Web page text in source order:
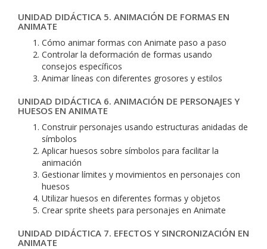
UNIDAD DIDÁCTICA 5. ANIMACIÓN DE FORMAS EN
ANIMATE
Cómo animar formas con Animate paso a paso
Controlar la deformación de formas usando
consejos específicos
Animar líneas con diferentes grosores y estilos
UNIDAD DIDÁCTICA 6. ANIMACIÓN DE PERSONAJES Y
HUESOS EN ANIMATE
Construir personajes usando estructuras anidadas de
símbolos
Aplicar huesos sobre símbolos para facilitar la
animación
Gestionar límites y movimientos en personajes con
huesos
Utilizar huesos en diferentes formas y objetos
Crear sprite sheets para personajes en Animate
UNIDAD DIDÁCTICA 7. EFECTOS Y SINCRONIZACIÓN EN
ANIMATE